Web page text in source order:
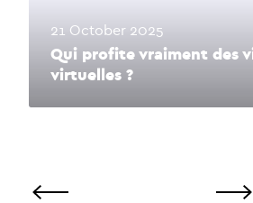
21 October 2025
Qui profite vraiment des
virtuelles ?